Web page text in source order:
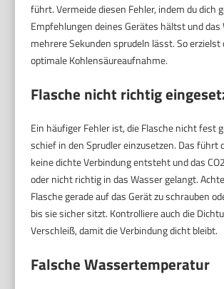
führt. Vermeide diesen Fehler, indem du dich
Empfehlungen deines Gerätes hältst und das
mehrere Sekunden sprudeln lässt. So erzielst
optimale Kohlensäureaufnahme.
Flasche nicht richtig
Ein häufiger Fehler ist, die Flasche nicht fest
schief in den Sprudler einzusetzen. Das führt
keine dichte Verbindung entsteht und das
oder nicht richtig in das Wasser gelangt.
Flasche gerade auf das Gerät zu schrauben
bis sie sicher sitzt. Kontrolliere auch die
Verschleiß, damit die Verbindung dicht bleibt.
Falsche Wassertemperatur